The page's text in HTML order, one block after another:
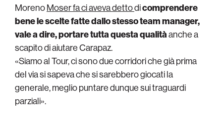
MorenoMoser fa ci aveva dettodicomprendere
bene le scelte fatte dallo stesso team manager,
vale a dire, portare tutta questa qualitàanche a
scapito di aiutare Carapaz.
«Siamo al Tour, ci sono due corridori che già prima
del via si sapeva che si sarebbero giocati la
generale, meglio puntare dunque sui traguardi
parziali».